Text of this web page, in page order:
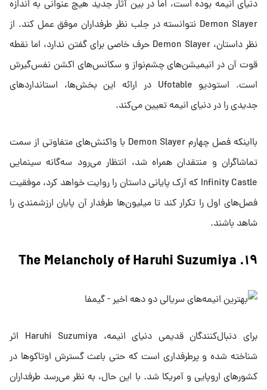
دنیای انیمه بوده است، اما در بین آثار جدید هیچ‌ عنوانی به اندازه
Demon Slayer نتوانسته در جلب نظر طرفداران موفق عمل کند. از
نظر داستان، Demon Slayer حرف خاصی برای گفتن ندارد، اما نقطه
قوت آن در انیمیشن‌های چشم‌نواز و سکانس‌های اکشن نفس‌گیرش
است. استودیو Ufotable در ارائه این بخش‌ها، استانداردهای
جدیدی را در دنیای انیمه تعیین می‌کند.
بااینکه فصل چهارم Demon Slayer با واکنش‌های متفاوتی از سمت
تماشاگران و منتقدان همراه شد، انتظار می‌رود سه‌گانه سینمایی
Infinity Castle که آرک پایانی داستان را روایت خواهد کرد، موفقیت
فصل‌های اول را تکرار کند تا میلیون‌ها طرفدار آن پایان ارزشمندی را
شاهد باشند.
۱۹. The Melancholy of Haruhi Suzumiya
برای دنبال‌کنندگان قدیمی دنیای انیمه، Haruhi Suzumiya اثر
شناخته شده‌ و پرطرفداری است که حتی باعث گسترش اوتاکوها در
کشورهای اروپایی و آمریکا شد. با این حال، به نظر می‌رسد طرفداران